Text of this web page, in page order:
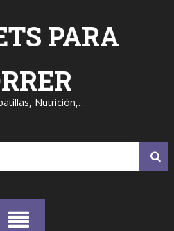
PARA
Nutrición,…